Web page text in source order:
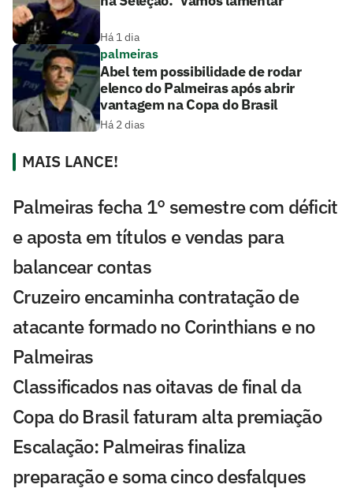
Há 1 dia
palmeiras
Abel tem possibilidade de rodar
elenco do Palmeiras após abrir
vantagem na Copa do Brasil
Há 2 dias
MAIS LANCE!
Palmeiras fecha 1° semestre com déficit
e aposta em títulos e vendas para
balancear contas
Cruzeiro encaminha contratação de
atacante formado no Corinthians e no
Palmeiras
Classificados nas oitavas de final da
Copa do Brasil faturam alta premiação
Escalação: Palmeiras finaliza
preparação e soma cinco desfalques